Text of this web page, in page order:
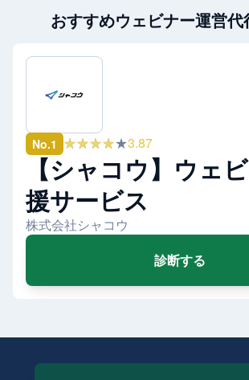
おすすめウェビナー運営代
No.1 ★★★★★3.87
【シャコウ】ウェ
援サービス
株式会社シャコウ
診断する